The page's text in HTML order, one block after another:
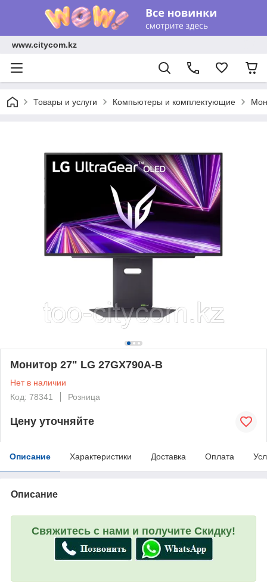
www.citycom.kz
Товары и услуги Компьютеры и комплектующие
Монитор 27" LG 27GX790A-B
Нет в наличии
Код: 78341
Розница
Цену уточняйте
Описание Характеристики Доставка Оплата
Описание
Свяжитесь с нами и получите Скидку!